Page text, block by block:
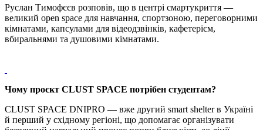
Руслан Тимофєєв розповів, що в центрі смартукриття —
великий open space для навчання, спортзоною, переговорними
кімнатами, капсулами для відеодзвінків, кафетерієм,
вбиральнями та душовими кімнатами.
Чому проєкт CLUST SPACE потрібен студентам?
CLUST SPACE DNIPRO — вже другий smart shelter в Україні
й перший у східному регіоні, що допомагає організувати